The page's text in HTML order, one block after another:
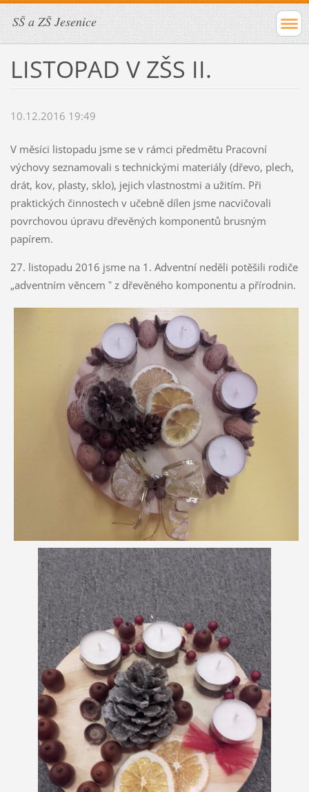
SŠ a ZŠ Jesenice
LISTOPAD V ZŠS II.
10.12.2016 19:49
V měsíci listopadu jsme se v rámci předmětu Pracovní
výchovy seznamovali s technickými materiály (dřevo, plech,
drát, kov, plasty, sklo), jejich vlastnostmi a užitím. Při
praktických činnostech v učebně dílen jsme nacvičovali
povrchovou úpravu dřevěných komponentů brusným
papírem.
27. listopadu 2016 jsme na 1. Adventní neděli potěšili rodiče
„adventním věncem ˮ z dřevěného komponentu a přírodnin.